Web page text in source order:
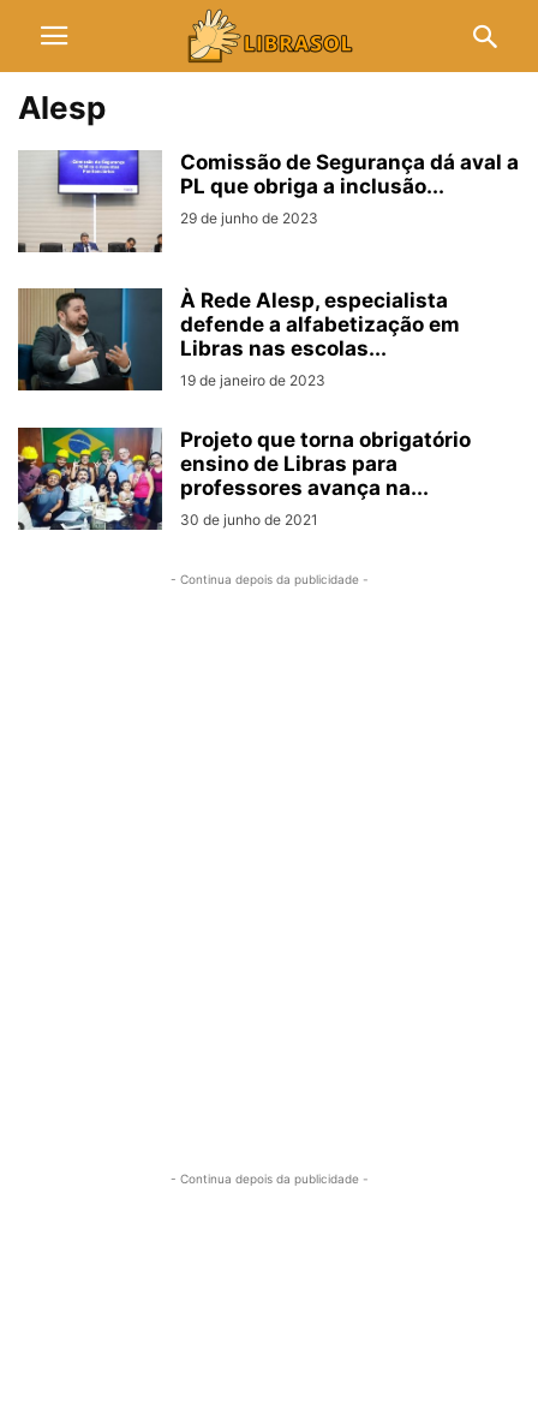
Alesp
Comissão de Segurança dá aval a
PL que obriga a inclusão...
29 de junho de 2023
À Rede Alesp, especialista
defende a alfabetização em
Libras nas escolas...
19 de janeiro de 2023
Projeto que torna obrigatório
ensino de Libras para
professores avança na...
30 de junho de 2021
- Continua depois da publicidade -
- Continua depois da publicidade -